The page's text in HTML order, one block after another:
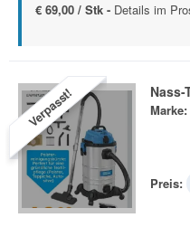
€ 69,00 / Stk - Details im
Verpasst! Nass-
Marke:
Preis: